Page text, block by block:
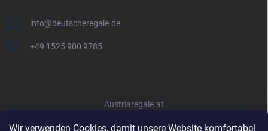
Wir verwenden Cookies, damit unsere Website komfortabel
info@deutscheregale.de
+49 1525 900 9785
Austriaregale.at